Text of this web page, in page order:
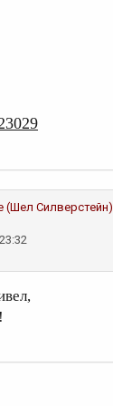
(Шел Силверстейн)